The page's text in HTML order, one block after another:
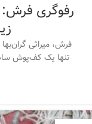
رفوگری فرش:
فرش، میراثی
تنها یک کف‌پوش